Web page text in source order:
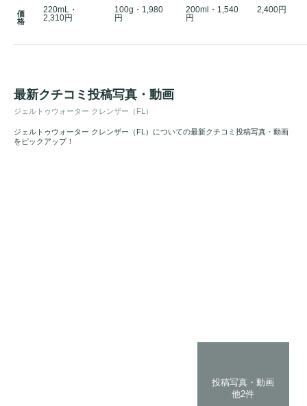
価
格
220mL・
2,310円
100g・1,980
円
200ml・1,540
円
2,400円
最新クチコミ投稿写真・動画
ジェルトゥウォーター クレンザー（FL）
ジェルトゥウォーター クレンザー（FL）についての最新クチコミ投稿写真・動画
をピックアップ！
投稿写真・動画
他2件